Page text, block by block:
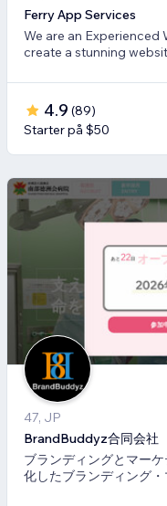
Ferry App Services
We are an
create a stunning
4.9 (89)
Starter på $50
47, JP
BrandBuddyz合同会社
ブランディングとマー
化したブランディング